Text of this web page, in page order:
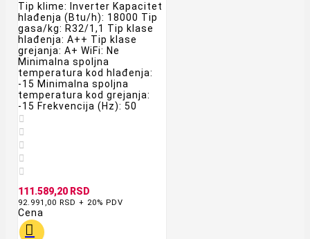
Tip klime: Inverter Kapacitet
hlađenja (Btu/h): 18000 Tip
gasa/kg: R32/1,1 Tip klase
hlađenja: A++ Tip klase
grejanja: A+ WiFi: Ne
Minimalna spoljna
temperatura kod hlađenja:
-15 Minimalna spoljna
temperatura kod grejanja:
-15 Frekvencija (Hz): 50





111.589,20 RSD
92.991,00 RSD + 20% PDV
Cena
